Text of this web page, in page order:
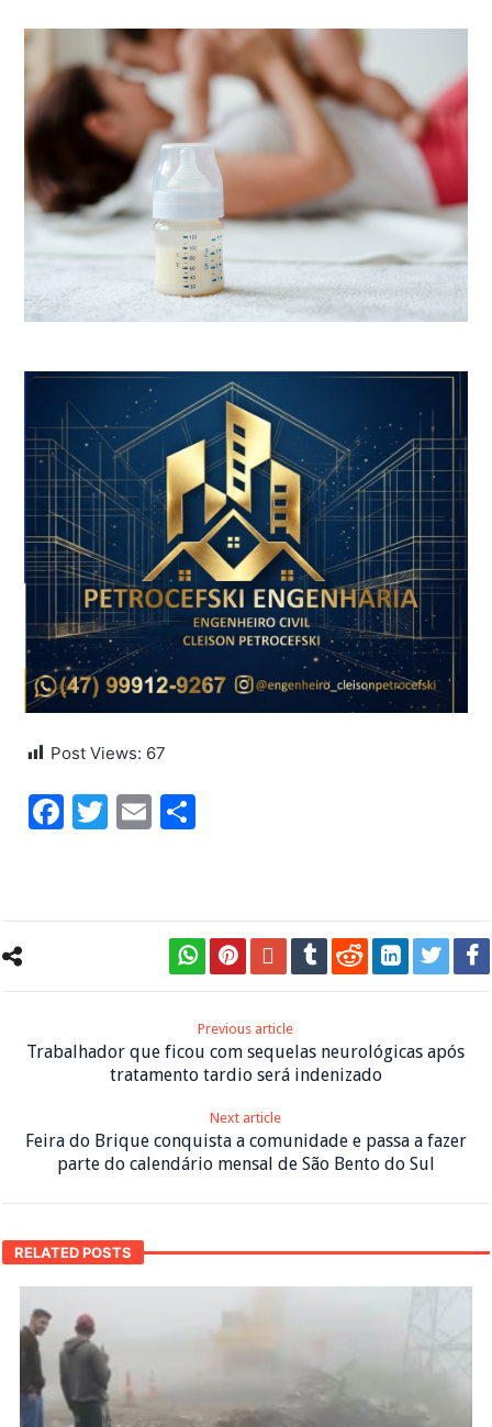
Post Views: 67
Facebook
Twitter
Email
Previous article
Trabalhador que ficou com sequelas neurológicas após
tratamento tardio será indenizado
Next article
Feira do Brique conquista a comunidade e passa a fazer
parte do calendário mensal de São Bento do Sul
RELATED POSTS